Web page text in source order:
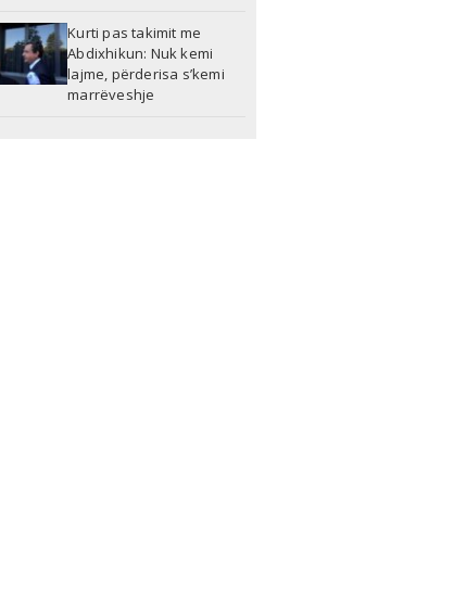
Kurti pas takimit me
Abdixhikun: Nuk kemi
lajme, përderisa s’kemi
marrëveshje